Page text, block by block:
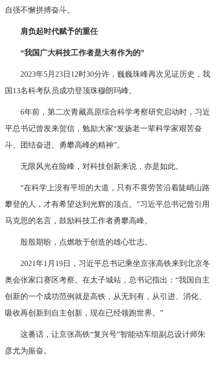
自强不懈拼搏奋斗。
肩负起时代赋予的重任
“我国广大科技工作者是大有作为的”
2023年5月23日12时30分许，巍巍珠峰再次见证历史，我
国13名科考队员成功登顶珠穆朗玛峰。
6年前，第二次青藏高原综合科学考察研究启动时，习近
平总书记曾发来贺信，勉励大家“发扬老一辈科学家艰苦奋
斗、团结奋进、勇攀高峰的精神”。
无限风光在险峰，对科技创新来说，亦是如此。
“在科学上没有平坦的大道，只有不畏劳苦沿着陡峭山路
攀登的人，才有希望达到光辉的顶点。”习近平总书记曾引用
马克思的名言，鼓励科技工作者勇攀高峰。
殷殷期盼，点燃敢于创造的雄心壮志。
2021年1月19日，习近平总书记乘坐京张高铁来到北京冬
奥会张家口赛区考察。在太子城站，总书记指出：“我国自主
创新的一个成功范例就是高铁，从无到有，从引进、消化、
吸收再创新到自主创新，现在已经领跑世界。”
这番话，让京张高铁“复兴号”智能动车组副总设计师朱
彦尤为振奋。